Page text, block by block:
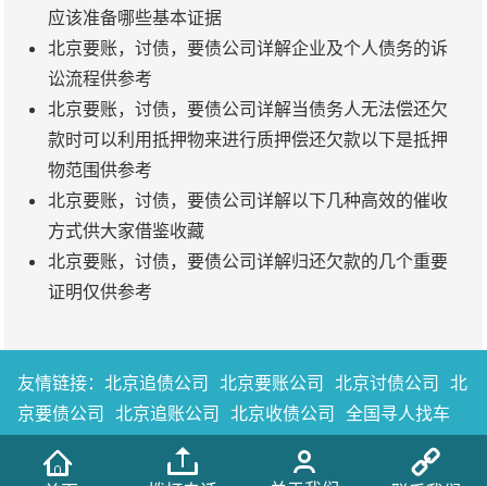
应该准备哪些基本证据
北京要账，讨债，要债公司详解企业及个人债务的诉
讼流程供参考
北京要账，讨债，要债公司详解当债务人无法偿还欠
款时可以利用抵押物来进行质押偿还欠款以下是抵押
物范围供参考
北京要账，讨债，要债公司详解以下几种高效的催收
方式供大家借鉴收藏
北京要账，讨债，要债公司详解归还欠款的几个重要
证明仅供参考
友情链接： 北京追债公司 北京要账公司 北京讨债公司
北
京要债公司
北京追账公司 北京收债公司 全国寻人找车
中弘瑞泽商账管理 版权所有 © 2019-2020 Inc.